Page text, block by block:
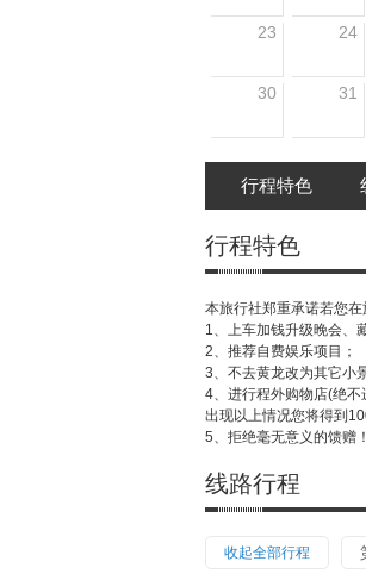
23 24
30 31
行程特色
行程特色
本旅行社郑重承诺若您在
1、上车加钱升级晚会、
2、推荐自费娱乐项目；
3、不去黄龙改为其它小
4、进行程外购物店(绝不
出现以上情况您将得到
5、拒绝毫无意义的馈赠
线路行程
收起全部行程